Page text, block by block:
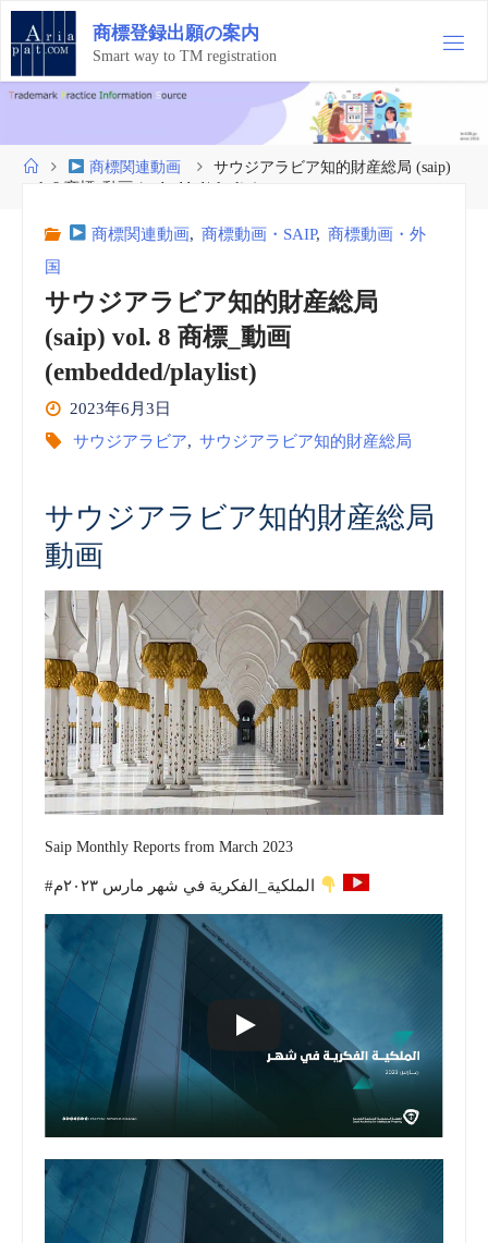
コ
テ
ン
ツ
ス
商標登録出願の案内
Smart way to TM registration
ホ
ー
商標関連動画
サウジアラビア知的財産総局 (saip)
vol. 8 商標_動画 (embedded/playlist)
商標関連動画, 商標動画・SAIP, 商標動画・外
国
サウジアラビア知的財産総局
(saip) vol. 8 商標_動画
(embedded/playlist)
2023年6月3日
サウジアラビア, サウジアラビア知的財産総局
サウジアラビア知的財産総局
動画
Saip Monthly Reports from March 2023